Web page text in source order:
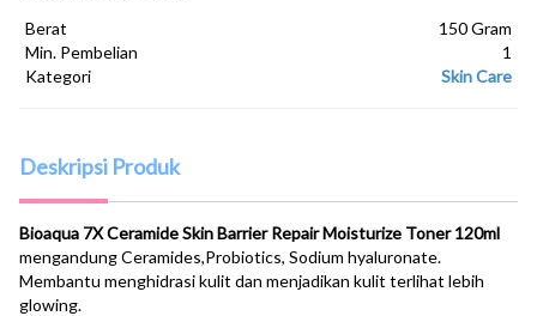
Berat
150 Gram
Min. Pembelian
1
Kategori
Skin Care
Deskripsi Produk
Bioaqua 7X Ceramide Skin Barrier Repair Moisturize Toner 120ml
mengandung Ceramides,Probiotics, Sodium hyaluronate.
Membantu menghidrasi kulit dan menjadikan kulit terlihat lebih
glowing.